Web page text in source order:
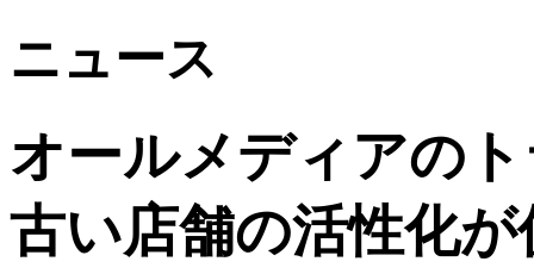
ニュース
オールメディアの
古い店舗の活性化